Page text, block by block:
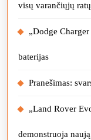
visų varančiųjų
„Dodge
baterijas
Pranešimas:
„Land Rover
demonstruoja